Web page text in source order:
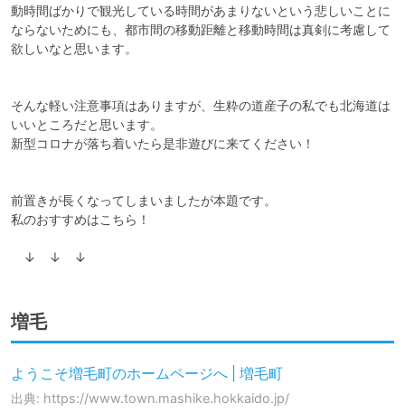
動時間ばかりで観光している時間があまりないという悲しいことに
ならないためにも、都市間の移動距離と移動時間は真剣に考慮して
欲しいなと思います。
そんな軽い注意事項はありますが、生粋の道産子の私でも北海道は
いいところだと思います。
新型コロナが落ち着いたら是非遊びに来てください！
前置きが長くなってしまいましたが本題です。
私のおすすめはこちら！
↓　↓　↓
増毛
ようこそ増毛町のホームページへ | 増毛町
出典: https://www.town.mashike.hokkaido.jp/